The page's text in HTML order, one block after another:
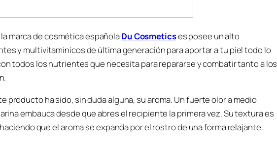
marca de cosmética españolaDu Cosmeticses posee un alto
y multivitamínicos de última generación para aportar a tu piel todo lo
todos los nutrientes que necesita para repararse y combatir tanto a los
producto ha sido, sin duda alguna, su aroma. Un fuerte olor a medio
embauca desde que abres el recipiente la primera vez. Su textura es
que el aroma se expanda por el rostro de una forma relajante.